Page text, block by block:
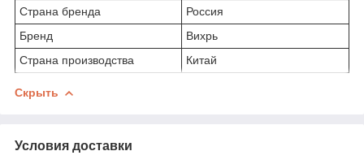
Страна бренда
Россия
Бренд
Вихрь
Страна производства
Китай
Скрыть
Условия доставки